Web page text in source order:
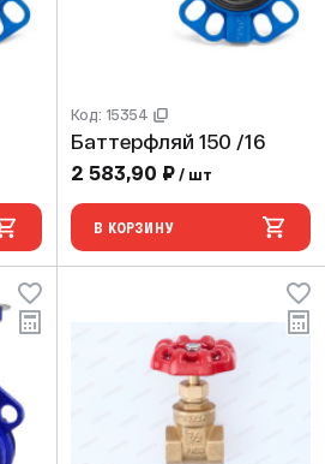
Код: 15354
Баттерфляй 150 /16
2 583,90 ₽ / шт
В КОРЗИНУ